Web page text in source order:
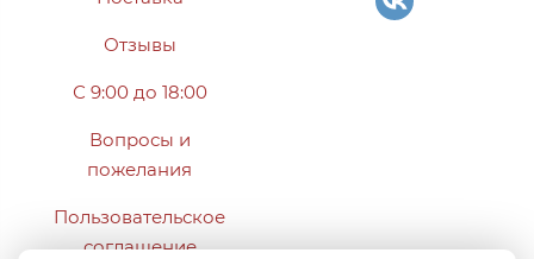
Отзывы
С 9:00 до 18:00
Вопросы и
пожелания
Пользовательское
соглашение